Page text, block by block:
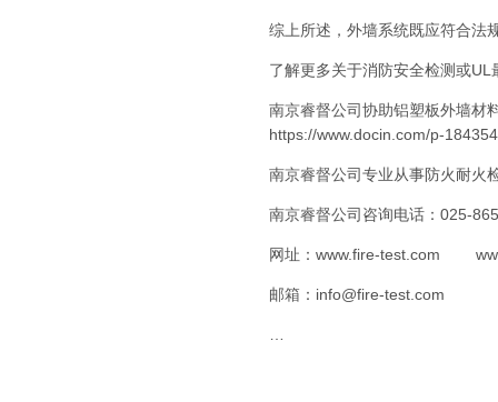
综上所述，外墙系统既应符合法
了解更多关于消防安全检测或
南京睿督公司协助铝塑板外墙材
https://www.docin.com/p-
南京睿督公司专业从事防火耐火
南京睿督公司咨询电话：025-
网址： www.fire-test.com
邮箱：info@fire-test.com